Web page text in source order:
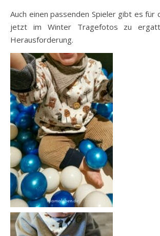
Auch einen passenden Spieler gibt es für
jetzt im Winter Tragefotos zu
Herausforderung.